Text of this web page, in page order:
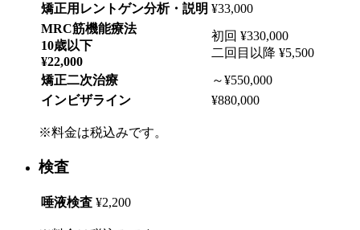
矯正用レントゲン分析・説明 ¥33,000
MRC筋機能療法
10歳以下
¥22,000
初回 ¥330,000
二回目以降 ¥5,500
矯正二次治療
～¥550,000
インビザライン
¥880,000
※料金は税込みです。
検査
唾液検査 ¥2,200